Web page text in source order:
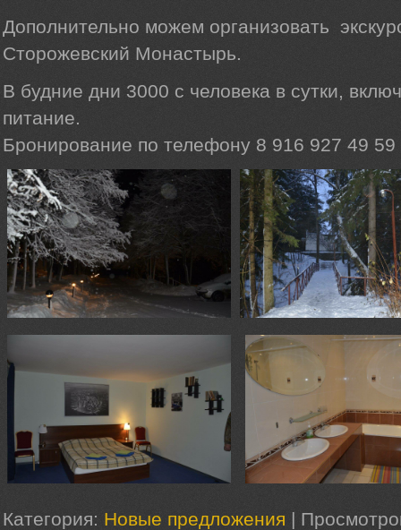
Дополнительно можем организовать
Сторожевский Монастырь.
В будние дни 3000 с человека в сутки,
питание.
Бронирование по телефону 8 916 927
Категория: Новые предложения |